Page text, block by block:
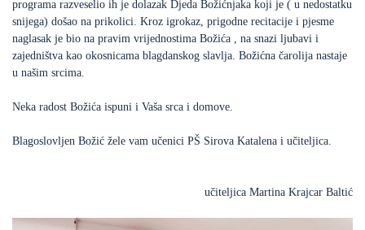
programa razveselio ih je dolazak Djeda Božićnjaka koji je ( u nedostatku
snijega) došao na prikolici. Kroz igrokaz, prigodne recitacije i pjesme
naglasak je bio na pravim vrijednostima Božića , na snazi ljubavi i
zajedništva kao okosnicama blagdanskog slavlja. Božićna čarolija nastaje
u našim srcima.
Neka radost Božića ispuni i Vaša srca i domove.
Blagoslovljen Božić žele vam učenici PŠ Sirova Katalena i učiteljica.
učiteljica Martina Krajcar Baltić